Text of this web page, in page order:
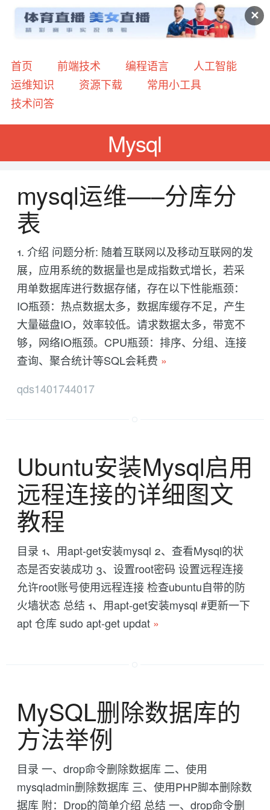
✕
首页 前端技术 编程语言
人工智能
运维知识
资源下载
常用小工具
技术问答
Mysql
mysql运维------分库分
表
1. 介绍 问题分析: 随着互联网以及移动互联网的发
展，应用系统的数据量也是成指数式增长，若采
用单数据库进行数据存储，存在以下性能瓶颈：
IO瓶颈：热点数据太多，数据库缓存不足，产生
大量磁盘IO，效率较低。请求数据太多，带宽不
够，网络IO瓶颈。CPU瓶颈：排序、分组、连接
查询、聚合统计等SQL会耗费 »
qds1401744017
Ubuntu安装Mysql启用
远程连接的详细图文
教程
目录 1、用apt-get安装mysql 2、查看Mysql的状
态是否安装成功 3、设置root密码 设置远程连接
允许root账号使用远程连接 检查ubuntu自带的防
火墙状态 总结 1、用apt-get安装mysql #更新一下
apt 仓库 sudo apt-get updat »
MySQL删除数据库的
方法举例
目录 一、drop命令删除数据库 二、使用
mysqladmin删除数据库 三、使用PHP脚本删除数
据库 附：Drop的简单介绍 总结 一、drop命令删